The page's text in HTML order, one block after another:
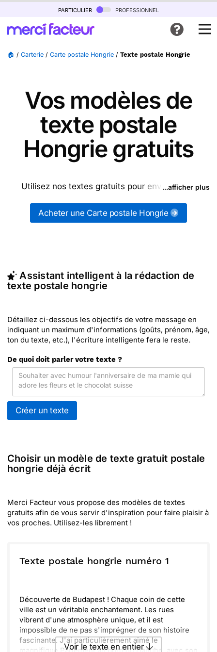
particulier professionnel
🏠 / Carterie / Carte postale Hongrie / Texte postale Hongrie
Vos modèles de
texte postale
Hongrie gratuits
Utilisez nos textes gratuits pour envoyer des
de la catégorie "Carte postale Hongrie") ou
partagez ces modèles de textes sur vos réseaux
(c'est rapide et pas cher). Merci Facteur vous
propose 3 modèles imprimés de postales hongrie à
...afficher plus
Acheter une Carte postale Hongrie
Assistant intelligent à la rédaction de
texte postale hongrie
Détaillez ci-dessous les objectifs de votre message en
indiquant un maximum d'informations (goûts, prénom, âge,
ton du texte, etc.), l'écriture intelligente fera le reste.
De quoi doit parler votre texte ?
Créer un texte
Choisir un modèle de texte gratuit postale
hongrie déjà écrit
Merci Facteur vous propose des modèles de textes
gratuits afin de vous servir d'inspiration pour faire plaisir à
vos proches. Utilisez-les librement !
Texte postale hongrie numéro 1
Découverte de Budapest ! Chaque coin de cette
ville est un véritable enchantement. Les rues
vibrent d'une atmosphère unique, et il est
impossible de ne pas s'imprégner de son histoire
fascinante. J'ai particulièrement aimé le
Voir le texte en entier